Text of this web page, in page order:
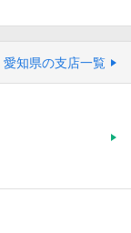
愛知県の支店一覧